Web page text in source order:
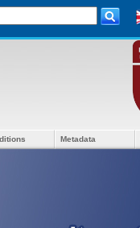
Metadata